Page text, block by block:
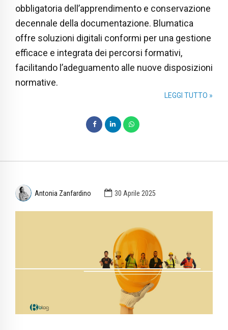
obbligatoria dell’apprendimento e conservazione
decennale della documentazione. Blumatica
offre soluzioni digitali conformi per una gestione
efficace e integrata dei percorsi formativi,
facilitando l’adeguamento alle nuove disposizioni
normative.
LEGGI TUTTO »
Antonia Zanfardino 30 Aprile 2025